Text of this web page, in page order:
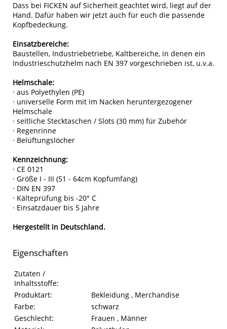
Dass bei FICKEN auf Sicherheit geachtet wird, liegt auf der
Hand. Dafür haben wir jetzt auch für euch die passende
Kopfbedeckung.
Einsatzbereiche:
Baustellen, Industriebetriebe, Kaltbereiche, in denen ein
Industrieschutzhelm nach EN 397 vorgeschrieben ist, u.v.a.
Helmschale:
· aus Polyethylen (PE)
· universelle Form mit im Nacken heruntergezogener
Helmschale
· seitliche Stecktaschen / Slots (30 mm) für Zubehör
· Regenrinne
· Belüftungslöcher
Kennzeichnung:
· CE 0121
· Größe I - III (51 - 64cm Kopfumfang)
· DIN EN 397
· Kälteprüfung bis -20° C
· Einsatzdauer bis 5 Jahre
Hergestellt in Deutschland.
Eigenschaften
Eigenschaften des Produkts
Eigenschaft
Zutaten /
Inhaltsstoffe:
Produktart:
Bekleidung , Merchandise
Farbe:
schwarz
Geschlecht:
Frauen , Männer